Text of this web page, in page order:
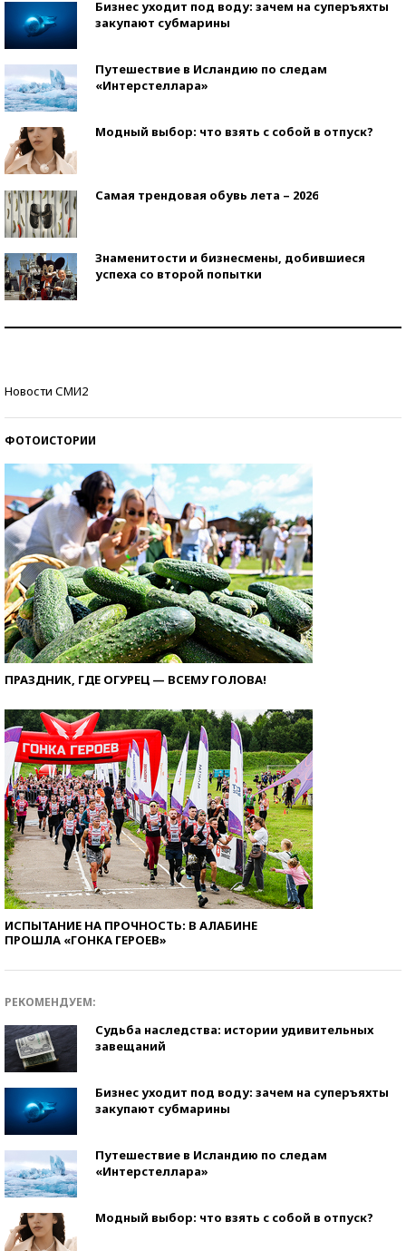
Бизнес уходит под воду: зачем на суперъяхты
закупают субмарины
Путешествие в Исландию по следам
«Интерстеллара»
Модный выбор: что взять с собой в отпуск?
Самая трендовая обувь лета – 2026
Знаменитости и бизнесмены, добившиеся
успеха со второй попытки
Новости СМИ2
ФОТОИСТОРИИ
ПРАЗДНИК, ГДЕ ОГУРЕЦ — ВСЕМУ ГОЛОВА!
ИСПЫТАНИЕ НА ПРОЧНОСТЬ: В АЛАБИНЕ
ПРОШЛА «ГОНКА ГЕРОЕВ»
РЕКОМЕНДУЕМ:
Судьба наследства: истории удивительных
завещаний
Бизнес уходит под воду: зачем на суперъяхты
закупают субмарины
Путешествие в Исландию по следам
«Интерстеллара»
Модный выбор: что взять с собой в отпуск?